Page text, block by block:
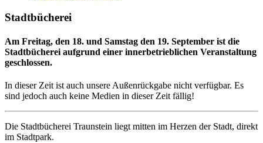
Stadtbücherei
Am Freitag, den 18. und Samstag den 19. September ist die
Stadtbücherei aufgrund einer innerbetrieblichen Veranstaltung
geschlossen.
In dieser Zeit ist auch unsere Außenrückgabe nicht verfügbar. Es
sind jedoch auch keine Medien in dieser Zeit fällig!
Die Stadtbücherei Traunstein liegt mitten im Herzen der Stadt, direkt
im Stadtpark.